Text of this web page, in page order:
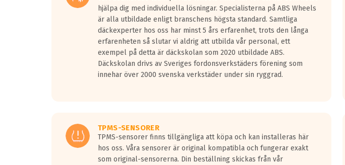
hjälpa dig med individuella lösningar. Specialisterna på ABS Wheels
är alla utbildade enligt branschens högsta standard. Samtliga
däckexperter hos oss har minst 5 års erfarenhet, trots den långa
erfarenheten så slutar vi aldrig att utbilda vår personal, ett
exempel på detta är däckskolan som 2020 utbildade ABS.
Däckskolan drivs av Sveriges fordonsverkstäders förening som
innehar över 2000 svenska verkstäder under sin ryggrad.
TPMS-SENSORER
TPMS-sensorer finns tillgängliga att köpa och kan installeras här
hos oss. Våra sensorer är original kompatibla och fungerar exakt
som original-sensorerna. Din beställning skickas från vår